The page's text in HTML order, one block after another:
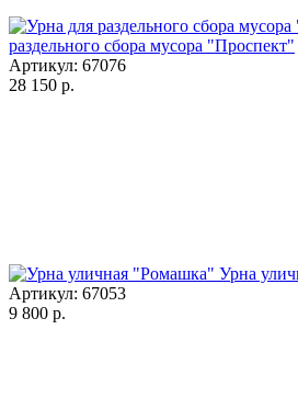
раздельного сбора мусора "Проспект"
Артикул: 67076
28 150 р.
Урна
Артикул: 67053
9 800 р.